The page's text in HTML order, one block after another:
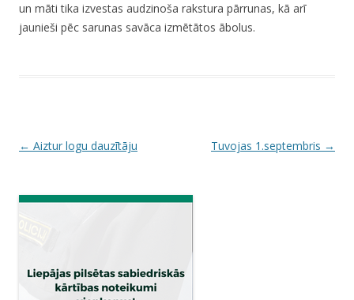
un māti tika izvestas audzinoša rakstura pārrunas, kā arī
jaunieši pēc sarunas savāca izmētātos ābolus.
P
← Aiztur logu dauzītāju Tuvojas 1.septembris →